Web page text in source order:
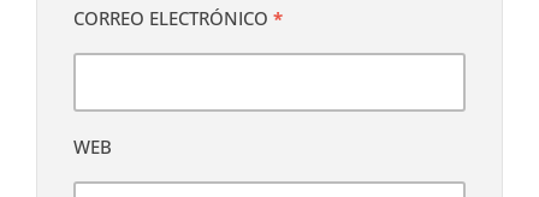
CORREO ELECTRÓNICO *
WEB